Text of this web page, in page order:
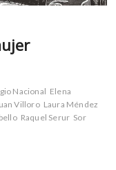
Nacional Elena
Villoro Laura Méndez
Raquel Serur Sor